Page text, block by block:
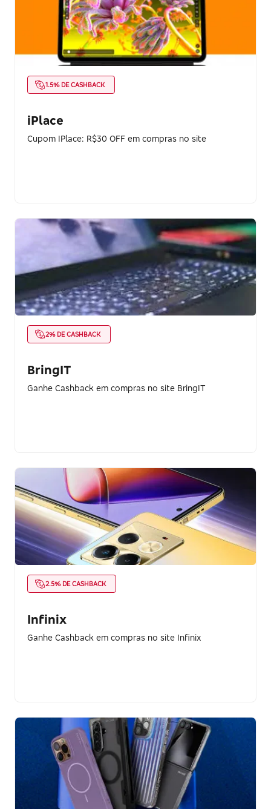
1.5% DE CASHBACK
iPlace
Cupom IPlace: R$30 OFF em compras no site
2% DE CASHBACK
BringIT
Ganhe Cashback em compras no site BringIT
2.5% DE CASHBACK
Infinix
Ganhe Cashback em compras no site Infinix